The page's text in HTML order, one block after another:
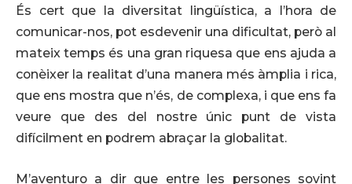
És cert que la diversitat lingüística, a l’hora de
comunicar-nos, pot esdevenir una dificultat, però al
mateix temps és una gran riquesa que ens ajuda a
conèixer la realitat d’una manera més àmplia i rica,
que ens mostra que n’és, de complexa, i que ens fa
veure que des del nostre únic punt de vista
difícilment en podrem abraçar la globalitat.
M’aventuro a dir que entre les persones sovint